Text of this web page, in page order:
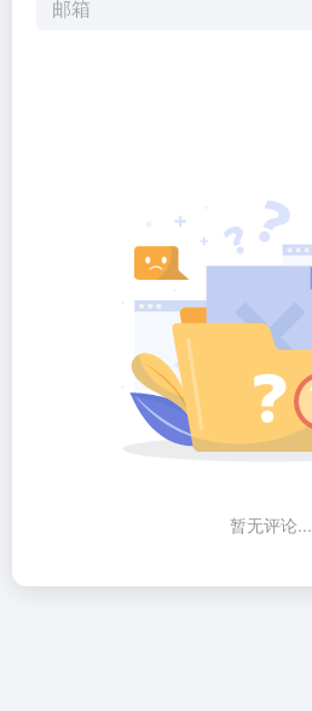
暂无评论...